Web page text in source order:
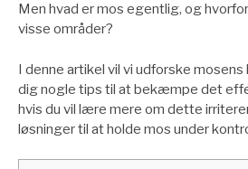
Men hvad er mos egentlig, og
visse områder?
I denne artikel vil vi udforske
dig nogle tips til at bekæmpe det
hvis du vil lære mere om dette
løsninger til at holde mos under